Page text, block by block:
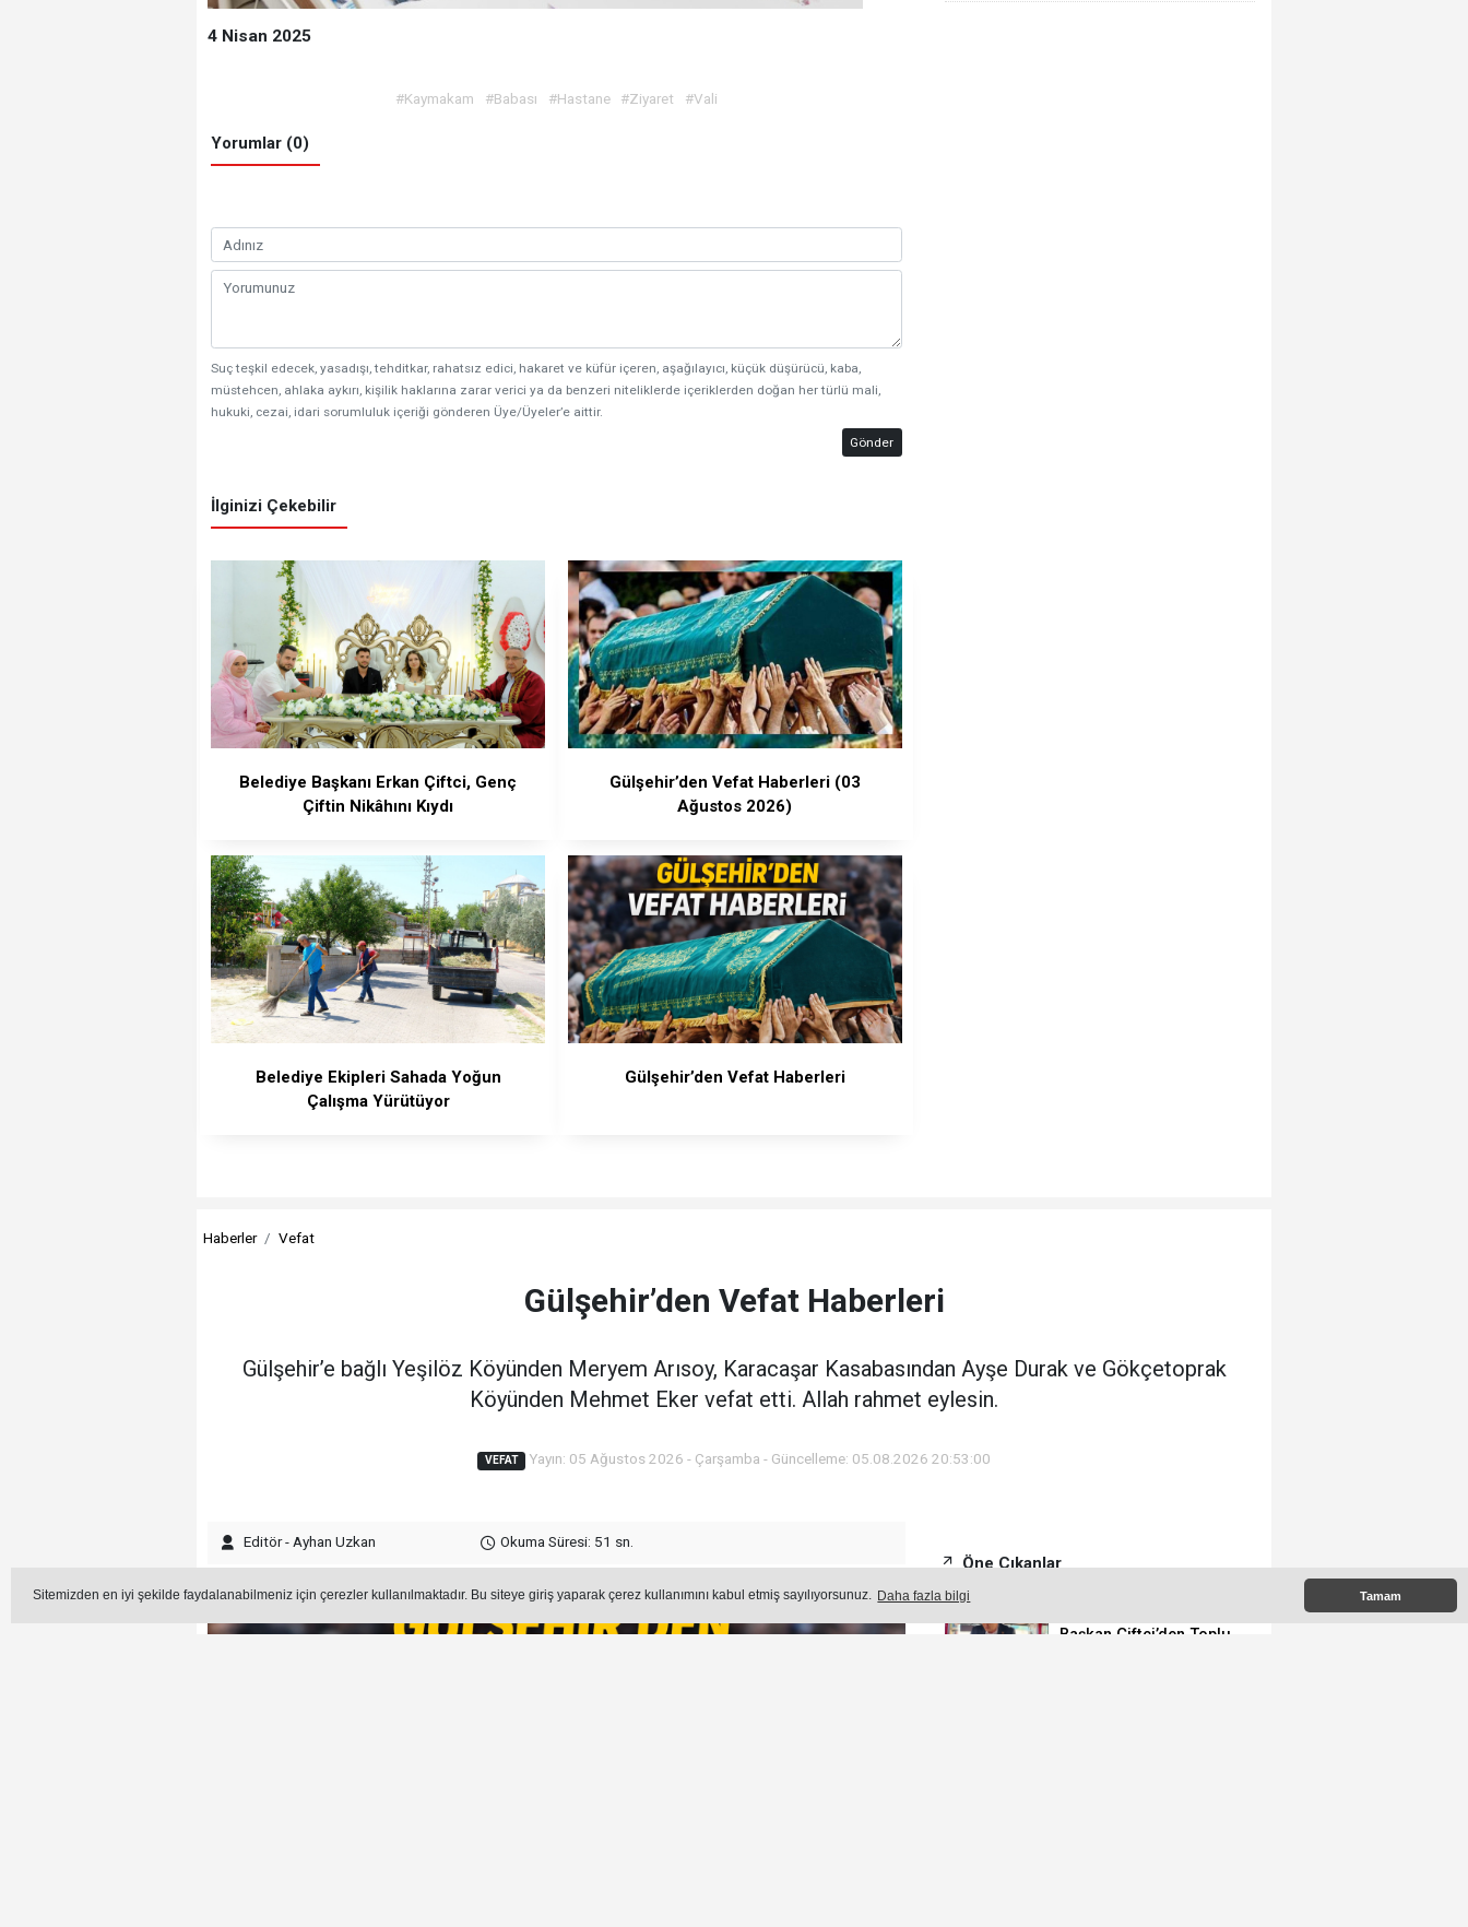
Sitemizden en iyi şekilde faydalanabilmeniz için çerezler kullanılmaktadır. Bu siteye giriş yaparak çerez kullanımını kabul etmiş sayılıyorsunuz. Daha fazla bilgi Tamam
4 Nisan 2025
#Kaymakam #Babası #Hastane #Ziyaret #Vali
Yorumlar (0)
Suç teşkil edecek, yasadışı, tehditkar, rahatsız edici, hakaret ve küfür içeren, aşağılayıcı, küçük düşürücü, kaba,
müstehcen, ahlaka aykırı, kişilik haklarına zarar verici ya da benzeri niteliklerde içeriklerden doğan her türlü mali,
hukuki, cezai, idari sorumluluk içeriği gönderen Üye/Üyeler’e aittir.
Gönder
İlginizi Çekebilir
Belediye Başkanı Erkan Çiftci, Genç
Çiftin Nikâhını Kıydı
Gülşehir’den Vefat Haberleri (03
Ağustos 2026)
Belediye Ekipleri Sahada Yoğun
Çalışma Yürütüyor
Gülşehir’den Vefat Haberleri
Haberler Vefat
Gülşehir’den Vefat Haberleri
Gülşehir’e bağlı Yeşilöz Köyünden Meryem Arısoy, Karacaşar Kasabasından Ayşe Durak ve Gökçetoprak
Köyünden Mehmet Eker vefat etti. Allah rahmet eylesin.
VEFAT Yayın: 05 Ağustos 2026 - Çarşamba - Güncelleme: 05.08.2026 20:53:00
Editör - Ayhan Uzkan Okuma Süresi: 51 sn.
Öne Çıkanlar
Başkan Çiftci’den Toplu